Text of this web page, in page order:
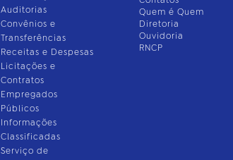
Auditorias
Convênios e
Transferências
Receitas e Despesas
Licitações e
Contratos
Empregados
Públicos
Informações
Classificadas
Serviço de
Quem é Quem
Diretoria
Ouvidoria
RNCP